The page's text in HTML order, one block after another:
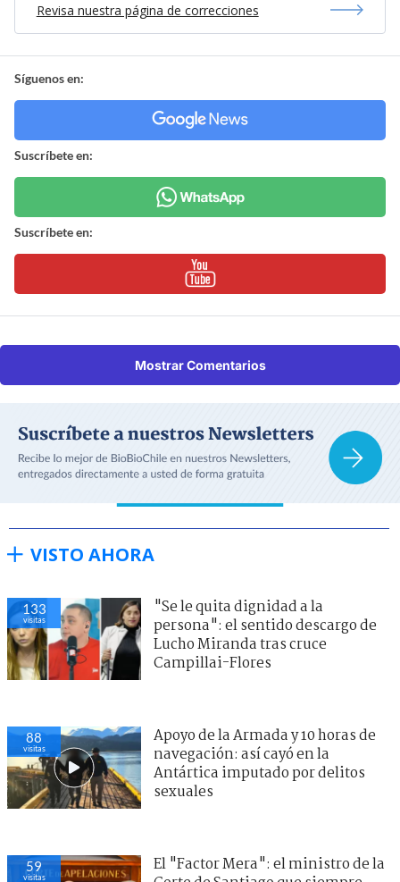
Revisa nuestra página de correcciones
Síguenos en:
Suscríbete en:
Suscríbete en:
Mostrar Comentarios
VISTO AHORA
133
visitas
"Se le quita dignidad a la
persona": el sentido descargo de
Lucho Miranda tras cruce
Campillai-Flores
88
visitas
Apoyo de la Armada y 10 horas de
navegación: así cayó en la
Antártica imputado por delitos
sexuales
59
visitas
El "Factor Mera": el ministro de la